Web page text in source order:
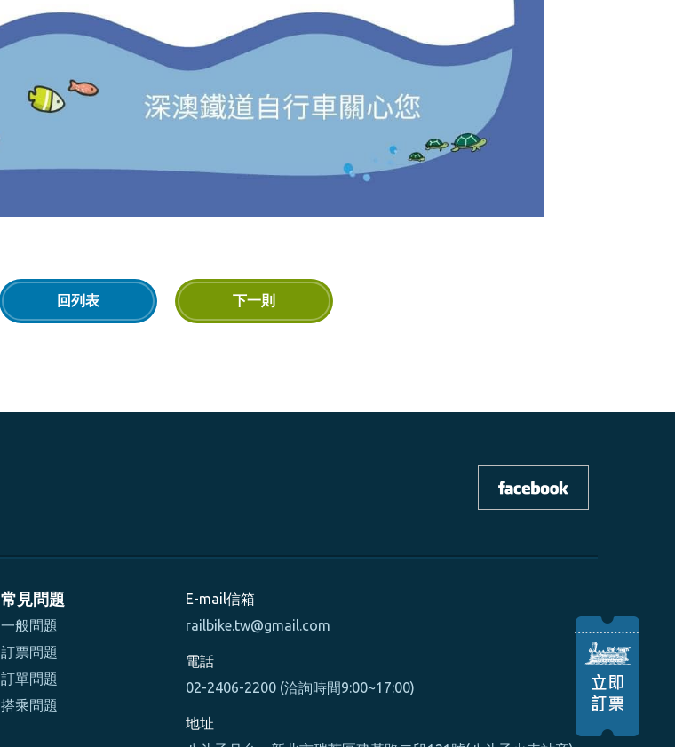
回列表 下一則
常見問題
一般問題
訂票問題
訂單問題
搭乘問題
E-mail信箱
railbike.tw@gmail.com
電話
02-2406-2200 (洽詢時間9:00~17:00)
地址